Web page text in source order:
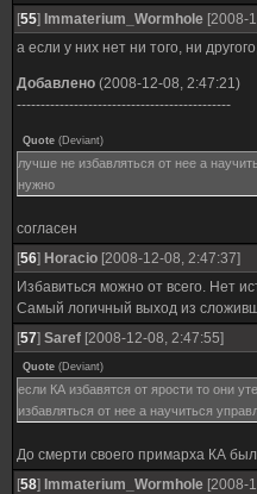
[55] Immaterium_Wormhole [2008-
а если у них нет ни того, ни
Добавлено (2008-12-08, 2:47:21)
---------------------------------------------
Quote (Deviant)
лучше не избавляться от нее а
нужно
согласен
[56] Horacio [2008-12-08, 2:47:37]
Избавиться можно от всего. Нет
Самый логичный выход из
[57] Saref [2008-12-08, 2:47:55]
Quote (Deviant)
если КА избавятся от ярости то они
избавляться от нее а научиться
До смерти своего примарха КА
[58] Immaterium_Wormhole [2008-